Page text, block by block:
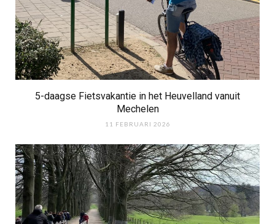
5-daagse Fietsvakantie in het Heuvelland vanuit
Mechelen
11 FEBRUARI 2026